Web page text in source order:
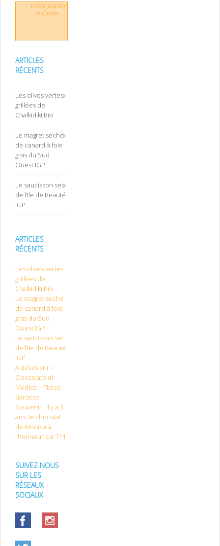
Votre panier
est vide.
ARTICLES
RÉCENTS
Les olives vertes
grillées de
Chalkidiki Bio
Le magret séché
de canard à foie
gras du Sud
Ouest IGP
Le saucisson sec
de l’Ile de Beauté
IGP
ARTICLES
RÉCENTS
Les olives vertes
grillées de
Chalkidiki Bio
Le magret séché
de canard à foie
gras du Sud
Ouest IGP
Le saucisson sec
de l’Ile de Beauté
IGP
A découvrir :
Cioccolato di
Modica – Tipico
Barocco
Souvenir : il y a 3
ans, le chocolat
de Modica à
l’honneur sur TF1
SUIVEZ NOUS
SUR LES
RÉSEAUX
SOCIAUX